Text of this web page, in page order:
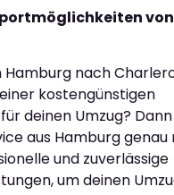
nach
kostengünstigen
deinen Umzug?
aus Hamburg
und zuverlässige
um deinen